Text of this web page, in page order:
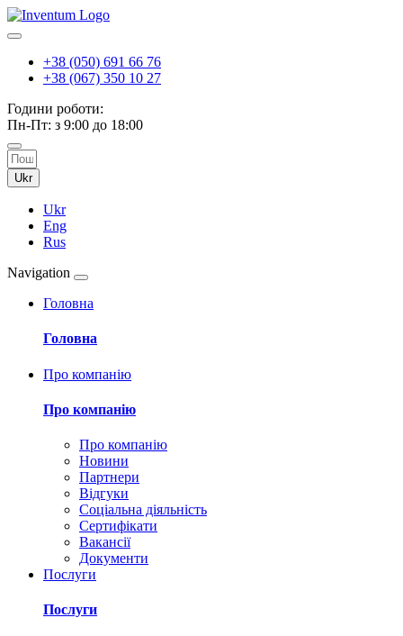
+38 (050) 691 66 76
+38 (067) 350 10 27
Години роботи:
Пн-Пт: з 9:00 до 18:00
Ukr
Ukr
Eng
Rus
Navigation
Головна
Головна
Про компанію
Про компанію
Про компанію
Новини
Партнери
Відгуки
Соціальна діяльність
Сертифікати
Вакансії
Документи
Послуги
Послуги